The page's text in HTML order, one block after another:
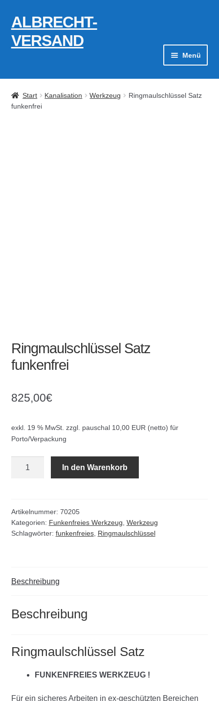
Zur
Navigation
springen
Zum
Inhalt
springen
ALBRECHT-
VERSAND
Menü
Zahlungsarten
AGB
GaLaBau
Kommunalbedarf
Neuheiten
Schachtzubehör
Werkzeuge
Start Kanalisation Werkzeug
Ringmaulschlüssel Satz
funkenfrei
Ringmaulschlüssel Satz
funkenfrei
825,00€
exkl. 19 % MwSt. zzgl. pauschal 10,00 EUR (netto) für
Porto/Verpackung
In den Warenkorb
Artikelnummer: 70205
Kategorien: Funkenfreies Werkzeug Werkzeug
Schlagwörter: funkenfreies, Ringmaulschlüssel
Beschreibung
Beschreibung
Ringmaulschlüssel Satz
FUNKENFREIES WERKZEUG !
Für ein sicheres Arbeiten in ex-geschützten Bereichen